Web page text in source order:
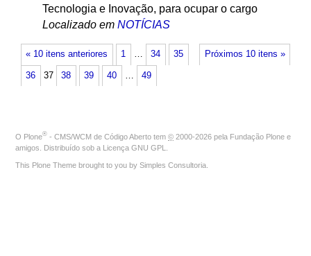
Tecnologia e Inovação, para ocupar o cargo
Localizado em NOTÍCIAS
« 10 itens anteriores Próximos 10 itens »
1 … 34 35
36 37 38 39 40 … 49
O Plone® - CMS/WCM de Código Aberto tem © 2000-2026 pela Fundação Plone e
amigos. Distribuído sob a Licença GNU GPL
This Plone Theme brought to you by Simples Consultoria